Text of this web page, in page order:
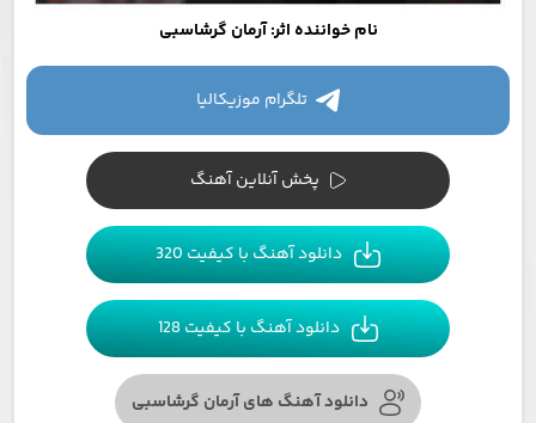
نام خواننده اثر: آرمان گرشاسبی
تلگرام موزیکالیا
پخش آنلاین آهنگ
دانلود آهنگ با کیفیت 320
دانلود آهنگ با کیفیت 128
دانلود آهنگ های آرمان گرشاسبی